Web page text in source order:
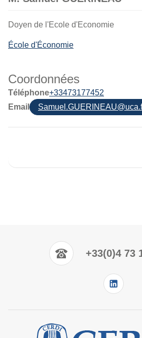
Doyen de l'Ecole d'Economie
École d'Économie
Coordonnées
Téléphone+33473177452
Email
+33(0)4 73